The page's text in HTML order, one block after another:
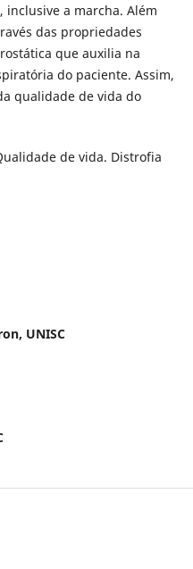
inclusive a marcha. Além
das propriedades
que auxilia na
do paciente. Assim,
qualidade de vida do
de vida. Distrofia
UNISC